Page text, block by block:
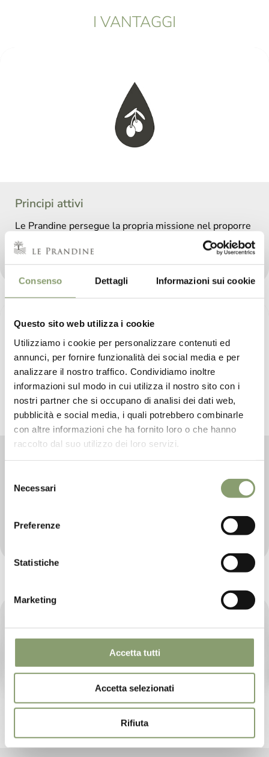
Consenso Dettagli Informazioni sui cookie
Questo sito web utilizza i cookie
Utilizziamo i cookie per personalizzare contenuti ed
annunci, per fornire funzionalità dei social media e per
analizzare il nostro traffico. Condividiamo inoltre
informazioni sul modo in cui utilizza il nostro sito con i
nostri partner che si occupano di analisi dei dati web,
pubblicità e social media, i quali potrebbero combinarle
con altre informazioni che ha fornito loro o che hanno
raccolto dal suo utilizzo dei loro servizi.
delNecessari
Preferenze
Statistiche
Marketing
Accetta tutti
Accetta selezionati
Rifiuta
I VANTAGGI
Principi attivi
Le Prandine persegue la propria missione nel proporre
un prodotto interamente artigianale, in grado di
raccogliere i migliori principi attivi dell'Olio Extra
Vergine di Oliva.
Miglioramento fisico
È estremamente importante scegliere prodotti di
qualità che ci sostengano durante l’attività fisica e che
extravergine di oliva che permette di combattere lo
I NOSTRI OLI 100% ITALIANI